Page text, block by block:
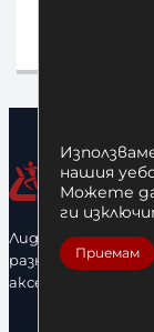
Лидерфитнес е
разнообразие от
аксесоари.
нашия
Можете да
ги
Приемам